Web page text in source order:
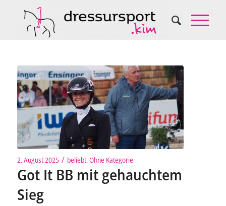
2. August 2025 / beliebt,Ohne Kategorie
Got It BB mit gehauchtem
Sieg